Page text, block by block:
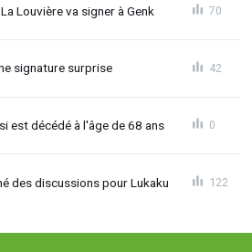
Louvière va signer à Genk 70
signature surprise 42
est décédé à l'âge de 68 ans 0
des discussions pour Lukaku 122